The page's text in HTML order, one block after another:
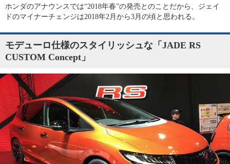
ホンダのアナウンスでは“2018年春”の発売とのことだから、ジェイ
ドのマイナーチェンジは2018年2月から3月の頃と思われる。
モデューロ仕様のスタイリッシュな「JADE RS
CUSTOM Concept」